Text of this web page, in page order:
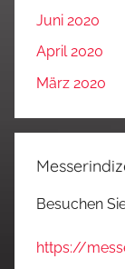
Juni 2020
April 2020
März 2020
Besuchen
https://